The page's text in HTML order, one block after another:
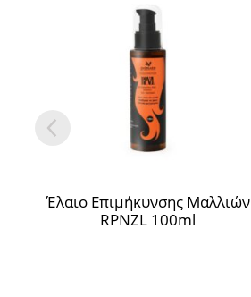
Έλαιο Επιμήκυνσης Μαλλιών
RPNZL 100ml